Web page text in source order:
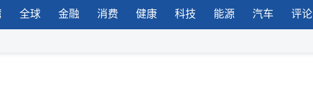
全球 金融 消费 健康 科技 能源 汽车 评论